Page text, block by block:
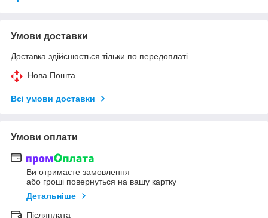
Умови доставки
Доставка здійснюється тільки по передоплаті.
Нова Пошта
Всі умови доставки
Умови оплати
Ви отримаєте замовлення
або гроші повернуться на вашу картку
Детальніше
Післяплата